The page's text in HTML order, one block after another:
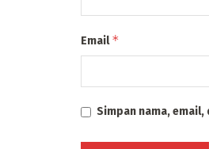
Email*
Simpan nama,